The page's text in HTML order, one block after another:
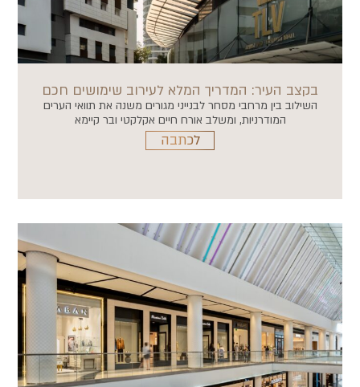
בקצב העיר: המדריך המלא לעירוב שימושים חכם
השילוב בין מרחבי מסחר לבנייני מגורים משנה את תוואי הערים
המודרניות, ומשלב אורח חיים אקלקטי ובר קיימא
לכתבה